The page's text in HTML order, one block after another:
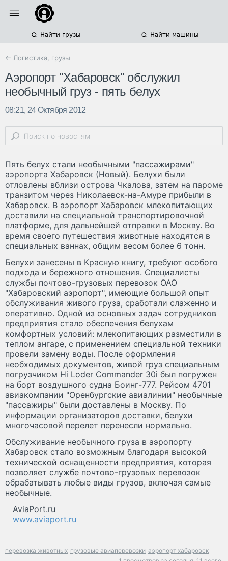
Найти грузы Найти машины
← Логистика, грузы
Аэропорт "Хабаровск" обслужил
необычный груз - пять белух
08:21, 24 Октября 2012
Пять белух стали необычными "пассажирами"
аэропорта Хабаровск (Новый). Белухи были
отловлены вблизи острова Чкалова, затем на пароме
транзитом через Николаевск-на-Амуре прибыли в
Хабаровск. В аэропорт Хабаровск млекопитающих
доставили на специальной транспортировочной
платформе, для дальнейшей отправки в Москву. Во
время своего путешествия животные находятся в
специальных ваннах, общим весом более 6 тонн.
Белухи занесены в Красную книгу, требуют особого
подхода и бережного отношения. Специалисты
службы почтово-грузовых перевозок ОАО
"Хабаровский аэропорт", имеющие большой опыт
обслуживания живого груза, сработали слаженно и
оперативно. Одной из основных задач сотрудников
предприятия стало обеспечения белухам
комфортных условий: млекопитающих разместили в
теплом ангаре, с применением специальной техники
провели замену воды. После оформления
необходимых документов, живой груз специальным
погрузчиком Hi Loder Commander 30i был погружен
на борт воздушного судна Боинг-777. Рейсом 4701
авиакомпании "Оренбургские авиалинии" необычные
"пассажиры" были доставлены в Москву. По
информации организаторов доставки, белухи
многочасовой перелет перенесли нормально.
Обслуживание необычного груза в аэропорту
Хабаровск стало возможным благодаря высокой
технической оснащенности предприятия, которая
позволяет службе почтово-грузовых перевозок
обрабатывать любые виды грузов, включая самые
необычные.
AviaPort.ru
www.aviaport.ru
перевозка животных грузовые авиаперевозки аэропорт хабаровск